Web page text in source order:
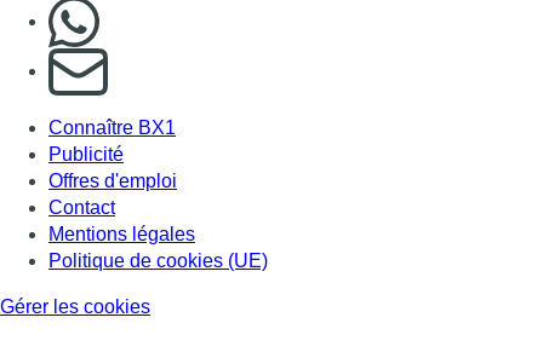
S'abonner à notre newsletter
Connaître BX1
Publicité
Offres d'emploi
Contact
Mentions légales
Politique de cookies (UE)
Gérer les cookies